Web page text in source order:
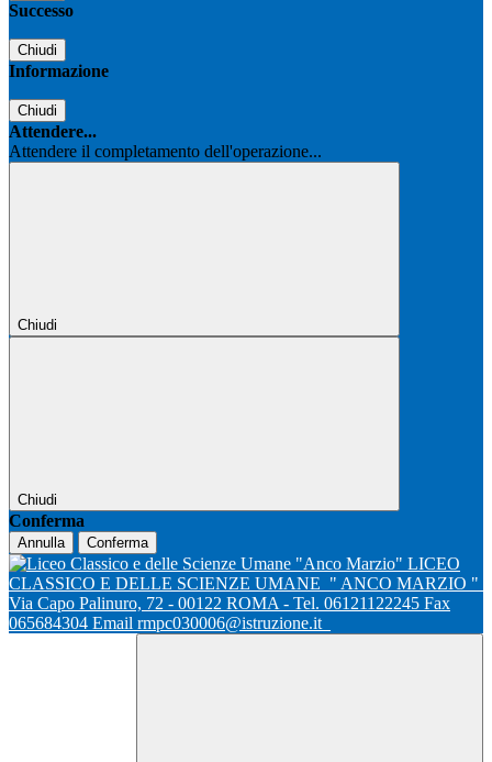
Successo
Chiudi
Informazione
Chiudi
Attendere...
Attendere il completamento dell'operazione...
Chiudi
Chiudi
Conferma
Annulla Conferma
LICEO
CLASSICO E DELLE SCIENZE UMANE " ANCO MARZIO "
Via Capo Palinuro, 72 - 00122 ROMA - Tel. 06121122245 Fax
065684304 Email rmpc030006@istruzione.it